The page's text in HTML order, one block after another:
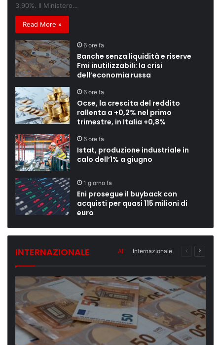
3,90%. Il Ministero…
Read More »
6 ore fa
Banche senza liquidità e riserve
Fmi inutilizzabili: la crisi
dell’economia russa
6 ore fa
Ocse, la crescita del reddito
rallenta a +0,2% nel primo
trimestre, in Italia +0,8%
6 ore fa
Istat, produzione industriale in
calo dell’1% a giugno
1 giorno fa
Eni prosegue il buyback con
acquisti per quasi 115 milioni di
euro
INTERNAZIONALE All Internazionale
Pagina